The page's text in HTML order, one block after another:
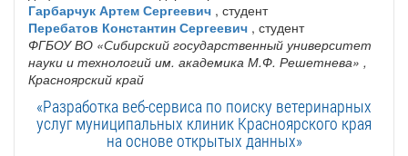
Гарбарчук Артем Сергеевич , студент
Перебатов Константин Сергеевич , студент
ФГБОУ ВО «Сибирский государственный университет
науки и технологий им. академика М.Ф. Решетнева» ,
Красноярский край
«Разработка веб-сервиса по поиску ветеринарных
услуг муниципальных клиник Красноярского края
на основе открытых данных»